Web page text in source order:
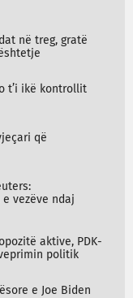
në treg, gratë
t’i ikë kontrollit
që
vezëve ndaj
aktive, PDK-
politik
e Joe Biden